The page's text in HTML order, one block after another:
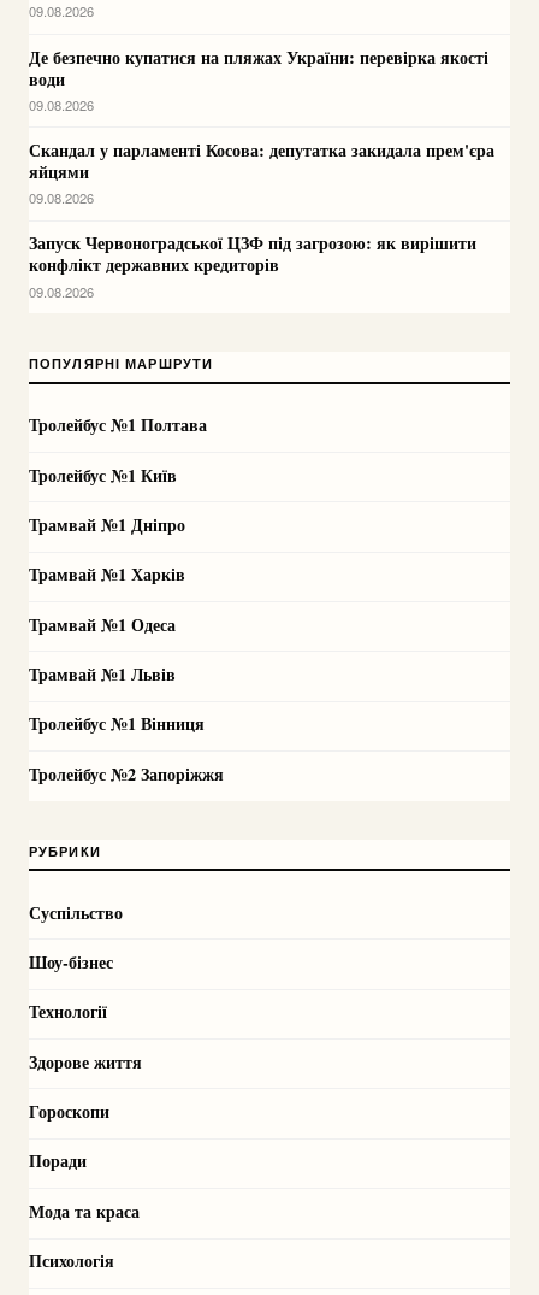
09.08.2026
Де безпечно купатися на пляжах України: перевірка якості
води
09.08.2026
Скандал у парламенті Косова: депутатка закидала прем'єра
яйцями
09.08.2026
Запуск Червоноградської ЦЗФ під загрозою: як вирішити
конфлікт державних кредиторів
09.08.2026
ПОПУЛЯРНІ МАРШРУТИ
Тролейбус №1 Полтава
Тролейбус №1 Київ
Трамвай №1 Дніпро
Трамвай №1 Харків
Трамвай №1 Одеса
Трамвай №1 Львів
Тролейбус №1 Вінниця
Тролейбус №2 Запоріжжя
РУБРИКИ
Суспільство
Шоу-бізнес
Технології
Здорове життя
Гороскопи
Поради
Мода та краса
Психологія